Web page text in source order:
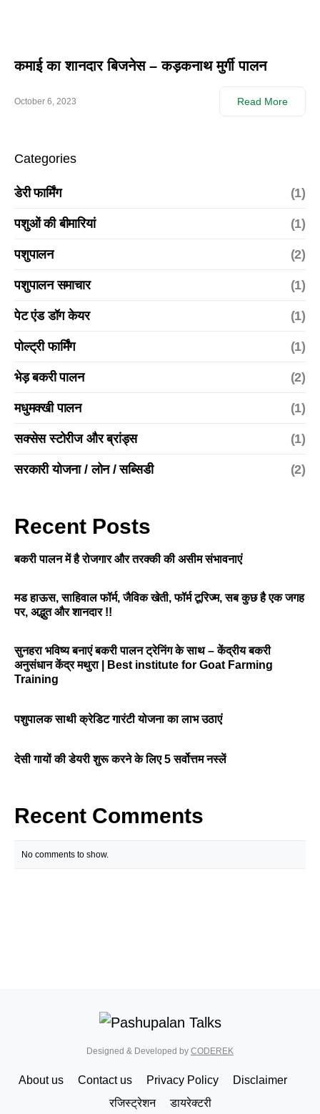
कमाई का शानदार बिजनेस – कड़कनाथ मुर्गी पालन
October 6, 2023 Read More
Categories
डेरी फार्मिंग (1)
पशुओं की बीमारियां (1)
पशुपालन (2)
पशुपालन समाचार (1)
पेट एंड डॉग केयर (1)
पोल्ट्री फार्मिंग (1)
भेड़ बकरी पालन (2)
मधुमक्खी पालन (1)
सक्सेस स्टोरीज और ब्रांड्स (1)
सरकारी योजना / लोन / सब्सिडी (2)
Recent Posts
बकरी पालन में है रोजगार और तरक्की की असीम संभावनाएं
मड हाऊस, साहिवाल फॉर्म, जैविक खेती, फॉर्म टूरिज्म, सब कुछ है एक जगह
पर, अद्भुत और शानदार !!
सुनहरा भविष्य बनाएं बकरी पालन ट्रेनिंग के साथ – केंद्रीय बकरी
अनुसंधान केंद्र मथुरा | Best institute for Goat Farming
Training
पशुपालक साथी क्रेडिट गारंटी योजना का लाभ उठाएं
देसी गायों की डेयरी शुरू करने के लिए 5 सर्वोत्तम नस्लें
Recent Comments
No comments to show.
Designed & Developed by CODEREK
About us Contact us Privacy Policy
Disclaimer
रजिस्ट्रेशन
डायरेक्टरी